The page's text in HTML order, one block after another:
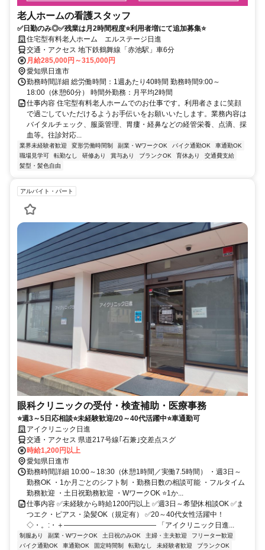
老人ホームの看護スタッフ
✅日勤のみ◎✅残業は月2時間程度⭐利用者増にて追加募集⭐
住宅型有料老人ホーム エルステージ日進
交通・アクセス 地下鉄鶴舞線「赤池駅」車6分
月給285,000円～315,000円
愛知県日進市
勤務時間詳細 総労働時間：1週あたり40時間 勤務時間9:00～
18:00（休憩60分） 時間外勤務：月平均2時間
仕事内容 住宅型有料老人ホームでのお仕事です。利用者さまに笑顔
で過ごしていただけるようお手伝いをお願いいたします。業務内容は
バイタルチェック、服薬管理、胃瘻・経鼻などの経管栄養、点滴、採
血等。往診対応...
業界未経験者歓迎 変形労働時間制 副業・WワークOK バイク通勤OK
車通勤OK
職場見学可
転勤なし 研修あり 賞与あり ブランクOK 育休あり
交通費支給
髪型・髪色自由
アルバイト・パート
眼科クリニックの受付・検査補助・医療事務
⭐週3～5日応相談⭐未経験歓迎/20～40代活躍中⭐車通勤可
アイクリニック日進
交通・アクセス 県道217号線｢石兼｣交差点スグ
時給1,200円以上
愛知県日進市
勤務時間詳細 10:00～18:30（休憩1時間／実働7.5時間） ・週3日～
勤務OK ・1か月ごとのシフト制 ・勤務日数の相談可能 ・フルタイム
勤務歓迎 ・土日祝勤務歓迎 ・WワークOK ⭐1か...
仕事内容 ✅未経験から時給1200円以上 ✅週3日～希望休相談OK ✅ま
つエク・ピアス・染髪OK（規定有） ✅20～40代女性活躍中！
◇・。:・＋――――――――――――― 「アイクリニック日進...
制服あり 副業・WワークOK 土日祝のみOK 主婦・主夫歓迎
フリーター歓迎
バイク通勤OK
車通勤OK 固定時間制 転勤なし 未経験者歓迎
ブランクOK